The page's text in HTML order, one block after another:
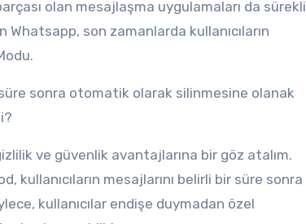
olan mesajlaşma uygulamaları da sürekli
son zamanlarda kullanıcıların
sonra otomatik olarak silinmesine olanak
ve güvenlik avantajlarına bir göz atalım.
mesajlarını belirli bir süre sonra
kullanıcılar endişe duymadan özel